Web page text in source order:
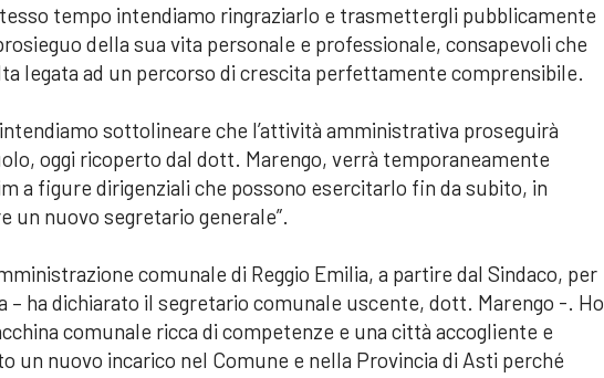
tempo intendiamo ringraziarlo e trasmettergli pubblicamente
della sua vita personale e professionale, consapevoli che
legata ad un percorso di crescita perfettamente comprensibile.
sottolineare che l’attività amministrativa proseguirà
oggi ricoperto dal dott. Marengo, verrà temporaneamente
a figure dirigenziali che possono esercitarlo fin da subito, in
un nuovo segretario generale”.
comunale di Reggio Emilia, a partire dal Sindaco, per
– ha dichiarato il segretario comunale uscente, dott. Marengo -. Ho
comunale ricca di competenze e una città accogliente e
un nuovo incarico nel Comune e nella Provincia di Asti perché